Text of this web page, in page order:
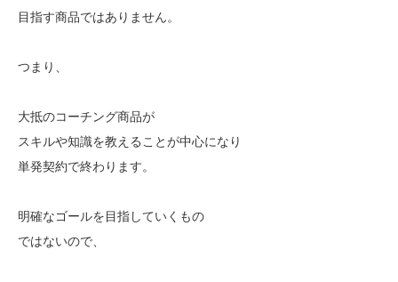
目指す商品ではありません。
つまり、
大抵のコーチング商品が
スキルや知識を教えることが中心になり
単発契約で終わります。
明確なゴールを目指していくもの
ではないので、